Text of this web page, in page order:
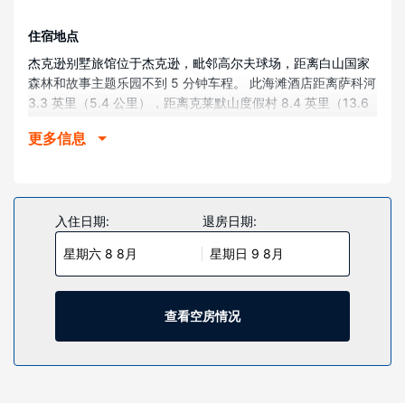
住宿地点
杰克逊别墅旅馆位于杰克逊，毗邻高尔夫球场，距离白山国家
森林和故事主题乐园不到 5 分钟车程。 此海滩酒店距离萨科河
3.3 英里（5.4 公里），距离克莱默山度假村 8.4 英里（13.6
客房
舒适。客房设有私人阳台。提供免费无线网络，方便您与朋友
保持联系；卫星频道可满足您的娱乐需求。配备淋浴/盆浴组合
的私人浴室提供免费洗浴用品和吹风机。
物业设施
在雪道上度过一天之后，享受一下漂流河和室外网球场等度假
设施。此酒店的其他特色包括免费 WiFi、礼宾服务和滑雪用具
更多信息
入住日期:
星期六 8 8月
退房日期:
星期日 9 8月
查看空房情况